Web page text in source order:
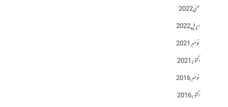
مئی 2022
اپریل 2022
نومبر 2021
اکتوبر 2021
نومبر 2016
اکتوبر 2016